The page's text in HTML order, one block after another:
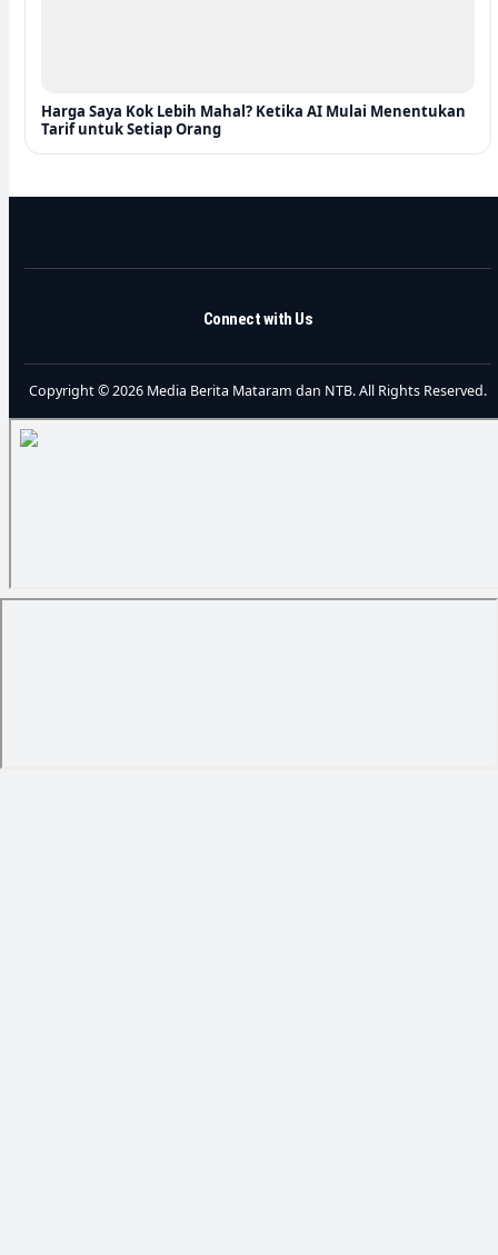
Harga Saya Kok Lebih Mahal? Ketika AI Mulai Menentukan
Tarif untuk Setiap Orang
Connect with Us
Copyright © 2026 Media Berita Mataram dan NTB. All Rights Reserved.